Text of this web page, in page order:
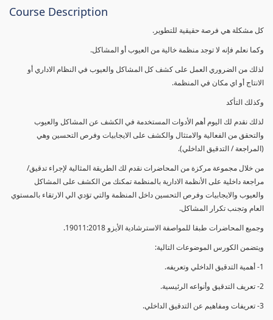
Course Description
كل مشكلة هي فرصة حقيقية للتطوير.
وكما نعلم فإنه لا توجد منظمة خالية من العيوب أو المشاكل.
لذلك من الضروري العمل على كشف كل المشاكل والعيوب في النظام الاداري أو
الانتاج أو اي مكان في المنظمة.
وكذلك التأكد
لذلك نقدم لك اليوم أهم الأدوات المستخدمة في الكشف عن المشاكل والعيوب
والتحقق من الفعالية والامتثال والكشف على الايجابيات وفرص التحسين وهي
(المراجعة / التدقيق الداخلي).
من خلال مجموعة مركزة من المحاضرات نقدم لك الطريقة المثالية لإجراء تدقيق/
مراجعة داخلية على الأنظمة الادارية بالمنظمة تمكنك من الكشف على المشاكل
والعيوب والايجابيات وفرص التحسين داخل المنظمة والتي تؤدي الي الارتقاء بالمستوي
العام وتجنب تكرار المشاكل.
وجميع المحاضرات طبقا للمواصفة الاسترشادية الأيزو 19011:2018.
ويتضمن الكورس الموضوعات التالية:
1- أهمية التدقيق الداخلي وتعريفه.
2- تعريف التدقيق وأنواعه الرئيسية.
3- تعريفات ومفاهيم عن التدقيق الداخلي.